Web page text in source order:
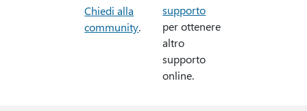
Chiedi alla
community.
supporto
per ottenere
altro
supporto
online.